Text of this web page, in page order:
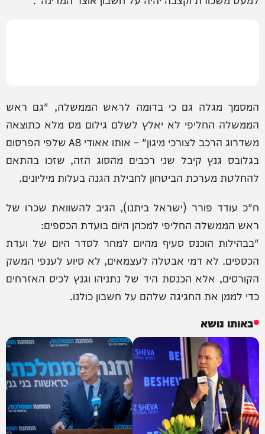
המסמך מגלה גם כי בדומה לראש הממשלה, "גם ראש
הממשלה החליפי לא יאלץ לשלם גילום מס מלא כתוצאה
משדרוג הרכב לצורכי מיגון" – אותו אאודי A8 שלפי הפרסום
בגלובס גנץ קיבל שני רכבים מהסוג הזה, שזכו בהתאם
להחלטת מערכת הביטחון לחבילת הגנה בעלות מיליונים.
ח"כ עודד פורר (ישראל ביתנו), הגיב להשוואת שכרו של
ראש הממשלה החליפי למכהן היום בועדת הכספים:
"בבהילות הוכנס סעיף מהיום למחר לסדר היום של ועדת
הכספים. לא דמי אבטלה לעצמאים, לא סיוע לענפי המשק
הקורסים, אלא הכנסת היד של נתניהו וגנץ לכיס האזרחים
כדי לממן את החגיגה שלהם על חשבון כולנו.
באותו נושא